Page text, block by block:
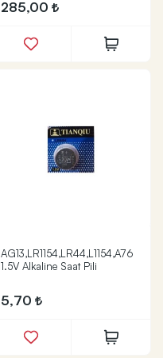
285,00
AG13,LR1154,LR44,L1154,A76
1.5V Alkaline Saat Pili
5,70